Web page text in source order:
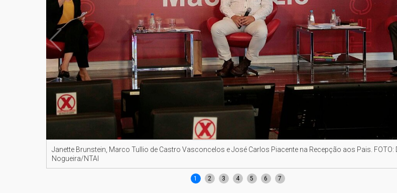
Janette Brunstein, Marco Tullio de Castro Vasconcelos e José Carlos Piacente na Recepção aos Pais. FOTO:
Nogueira/NTAI
1 2 3 4 5 6 7